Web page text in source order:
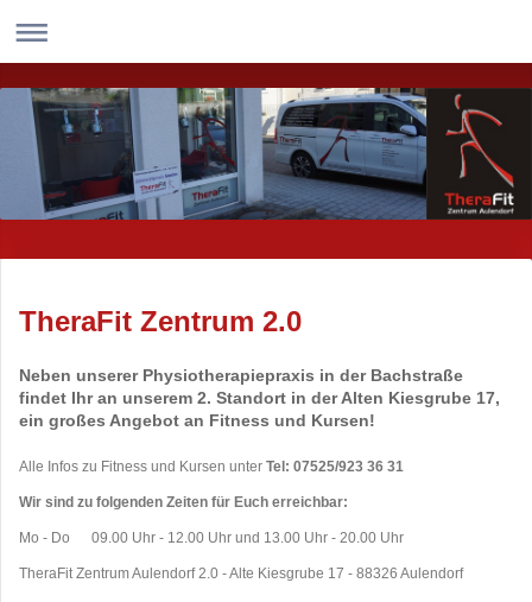
TheraFit Zentrum 2.0
Neben unserer Physiotherapiepraxis in der Bachstraße
findet Ihr an unserem 2. Standort in der Alten Kiesgrube 17,
ein großes Angebot an Fitness und Kursen!
Alle Infos zu Fitness und Kursen unter Tel: 07525/923 36 31
Wir sind zu folgenden Zeiten für Euch erreichbar:
Mo - Do 09.00 Uhr - 12.00 Uhr und 13.00 Uhr - 20.00 Uhr
TheraFit Zentrum Aulendorf 2.0 - Alte Kiesgrube 17 - 88326 Aulendorf